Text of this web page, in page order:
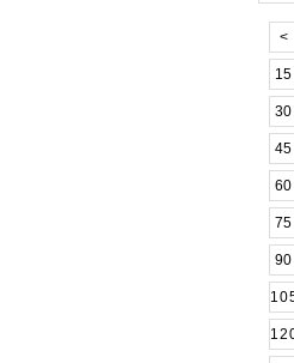
<
15
30
45
60
75
90